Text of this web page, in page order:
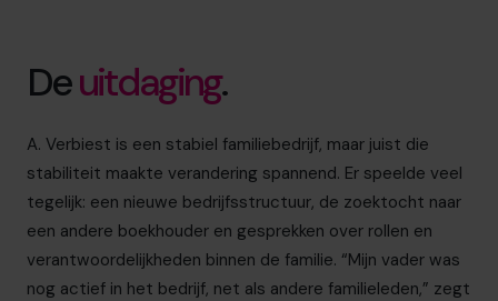
Deuitdaging.
A. Verbiest is een stabiel familiebedrijf, maar juist die
stabiliteit maakte verandering spannend. Er speelde veel
tegelijk: een nieuwe bedrijfsstructuur, de zoektocht naar
een andere boekhouder en gesprekken over rollen en
verantwoordelijkheden binnen de familie. “Mijn vader was
nog actief in het bedrijf, net als andere familieleden,” zegt